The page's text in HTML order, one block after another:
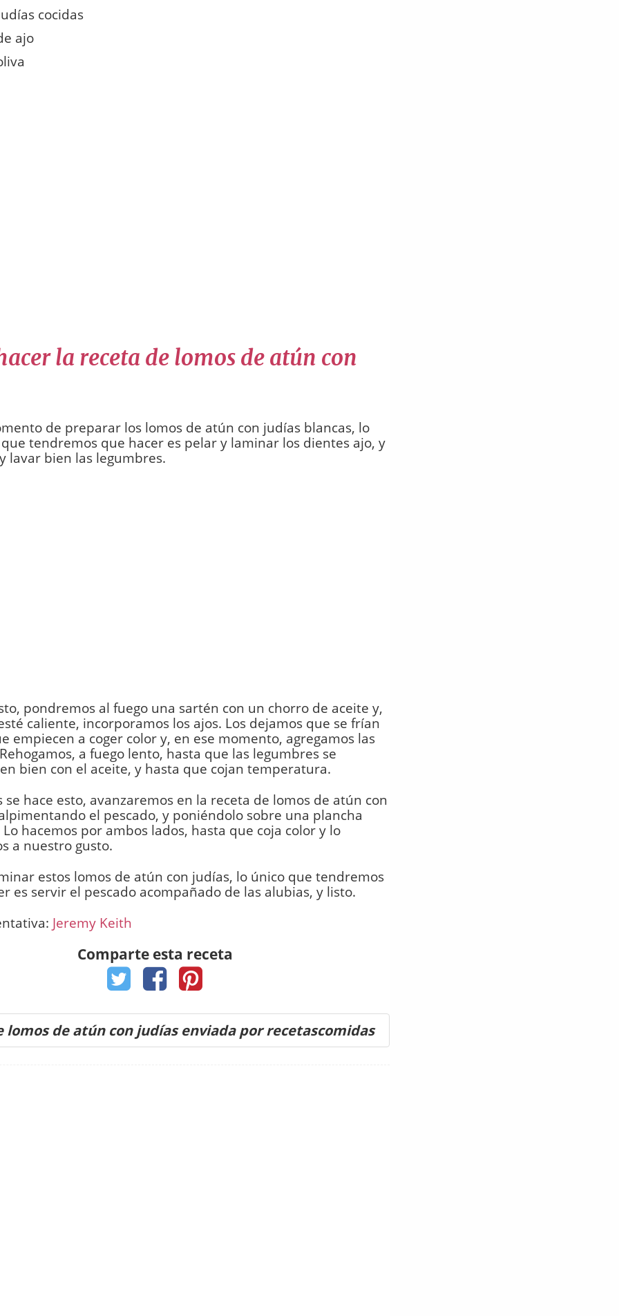
cocidas
ajo
la receta de lomos de atún con
de preparar los lomos de atún con judías blancas, lo
tendremos que hacer es pelar y laminar los dientes ajo, y
lavar bien las legumbres.
pondremos al fuego una sartén con un chorro de aceite y,
caliente, incorporamos los ajos. Los dejamos que se frían
empiecen a coger color y, en ese momento, agregamos las
a fuego lento, hasta que las legumbres se
bien con el aceite, y hasta que cojan temperatura.
se hace esto, avanzaremos en la receta de lomos de atún con
el pescado, y poniéndolo sobre una plancha
hacemos por ambos lados, hasta que coja color y lo
a nuestro gusto.
estos lomos de atún con judías, lo único que tendremos
es servir el pescado acompañado de las alubias, y listo.
Jeremy Keith
Comparte esta receta
lomos de atún con judías enviada por recetascomidas